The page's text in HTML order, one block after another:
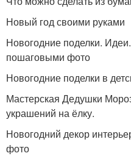
Новый год своими руками
Новогодние поделки.
пошаговыми фото
Новогодние поделки в
Мастерская Дедушки
украшений на ёлку.
Новогодний декор
фото